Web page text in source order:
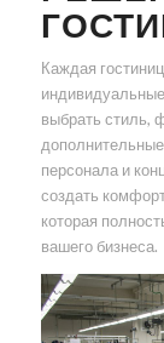
Каждая
выбрать стиль,
персонала и
создать
которая
вашего бизнеса.